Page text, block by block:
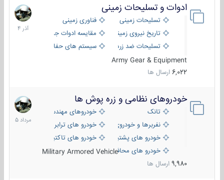
ادوات و تسلیحات زمینی
تسلیحات زمینی
فناوری زمینی
تاریخ نیروی زمینی
مقایسه ادوات جنگی
تسلیحات ضد زره
سیستم های حفاظت فعال
Army Gear & Equipment
6,022 ارسال ها
21
آذر
1404
خودروهای نظامی و زره پوش ها
تانک
خودروهای مهندسی
نفربرها و خودروی های رزمی پیاده نظام
خودرو های ترابری نظامی
خودرو های پشتیبانی آتش ، شناسایی و ضد تانک
خودرو های تاکتیکی نظامی
خودرو های محافظت شدهMilitary Armored Vehicle
9,980 ارسال ها
2
مرداد
1405